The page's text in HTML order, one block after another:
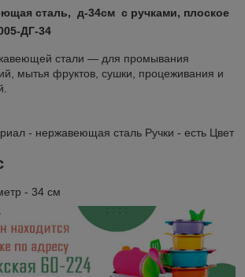
сталь, д-34см с ручками, плоское
ДГ-34
стали ― для промывания
мытья фруктов, сушки, процеживания и
- нержавеющая сталь Ручки - есть Цвет
- 34 см